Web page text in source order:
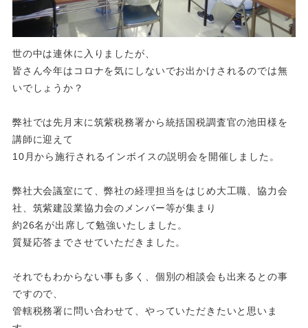
世の中は連休に入りましたが、
皆さん今年はコロナを気にしないでお出かけされるのでは無
いでしょうか？
弊社では先月末に筑紫税務署から統括国税調査官の池田様を
講師に迎えて
10月から施行されるインボイスの説明会を開催しました。
弊社大会議室にて、弊社の経理担当をはじめ大工職、協力会
社、筑紫建設業協力会のメンバー等が集まり
約26名が出席して勉強いたしました。
質疑応答までさせていただきました。
それでもわからない事も多く、個別の相談会も出来るとの事
ですので、
管轄税務署に問い合わせて、やっていただきたいと思いま